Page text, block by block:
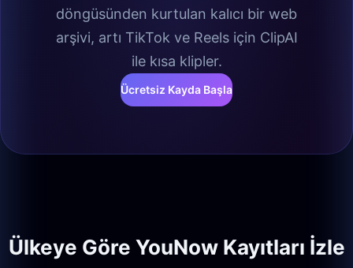
döngüsünden kurtulan kalıcı bir web
arşivi, artı TikTok ve Reels için ClipAI
ile kısa klipler.
Ücretsiz Kayda Başla
Ülkeye Göre YouNow Kayıtları İzle